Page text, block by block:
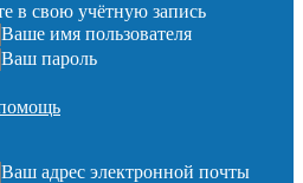
в свою учётную запись
Ваше имя пользователя
Ваш пароль
Ваш адрес электронной почты